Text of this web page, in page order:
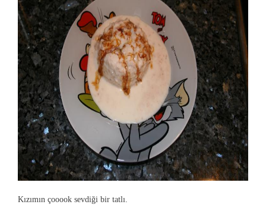
Kızımın çooook sevdiği bir tatlı.